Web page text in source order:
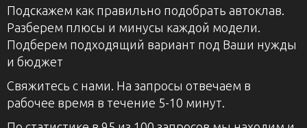
Подскажем как правильно подобрать автоклав.
Разберем плюсы и минусы каждой модели.
Подберем подходящий вариант под Ваши нужды
и бюджет
Свяжитесь с нами. На запросы отвечаем в
рабочее время в течение 5-10 минут.